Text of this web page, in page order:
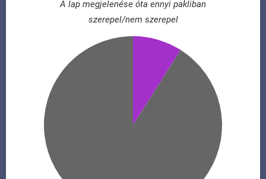
A lap megjelenése óta ennyi pakliban
szerepel/nem szerepel